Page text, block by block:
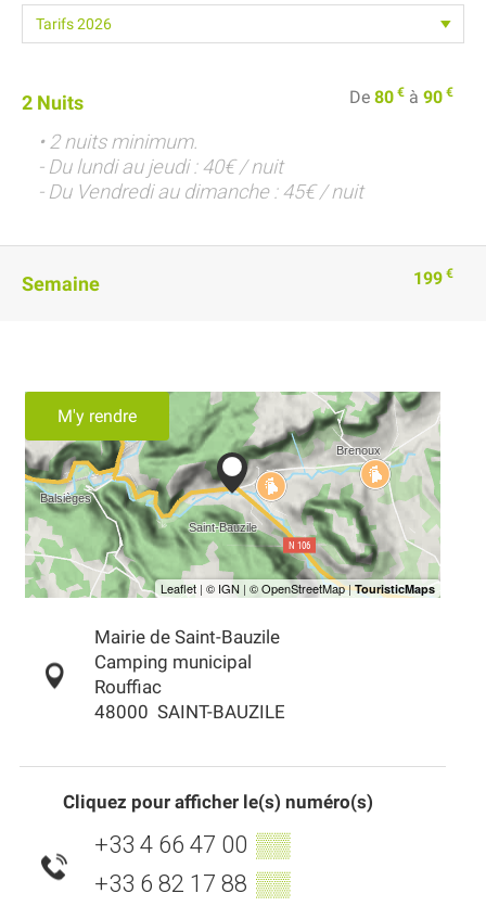
2 Nuits De 80 € à 90 €
• 2 nuits minimum.
- Du lundi au jeudi : 40€ / nuit
- Du Vendredi au dimanche : 45€ / nuit
Semaine 199 €
M'y rendre
Mairie de Saint-Bauzile
Camping municipal
Rouffiac
48000 SAINT-BAUZILE
Cliquez pour afficher le(s) numéro(s)
+33 4 66 47 00 ▒▒
+33 6 82 17 88 ▒▒